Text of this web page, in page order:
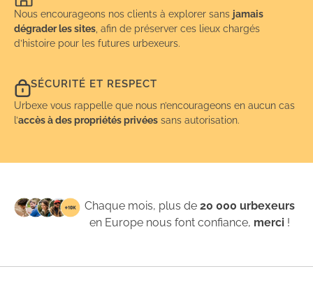
Nous encourageons nos clients à explorer sans jamais
dégrader les sites, afin de préserver ces lieux chargés
d’histoire pour les futures urbexeurs.
SÉCURITÉ ET RESPECT
Urbexe vous rappelle que nous n’encourageons en aucun cas
l’accès à des propriétés privées sans autorisation.
Chaque mois, plus de20 000 urbexeurs
en Europe nous font confiance, merci !